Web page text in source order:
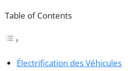
Table of Contents
Électrification des Véhicules